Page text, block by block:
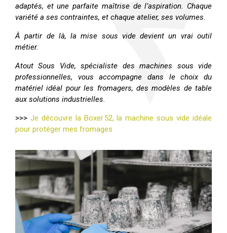
adaptés, et une parfaite maîtrise de l’aspiration. Chaque
variété a ses contraintes, et chaque atelier, ses volumes.
À partir de là, la mise sous vide devient un vrai outil
métier.
Atout Sous Vide, spécialiste des machines sous vide
professionnelles, vous accompagne dans le choix du
matériel idéal pour les fromagers, des modèles de table
aux solutions industrielles.
>>> Je découvre la Boxer 52, la machine sous vide idéale
pour protéger mes fromages